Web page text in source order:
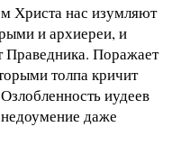
Христа нас изумляют
и архиереи, и
Поражает
толпа кричит
иудеев
даже